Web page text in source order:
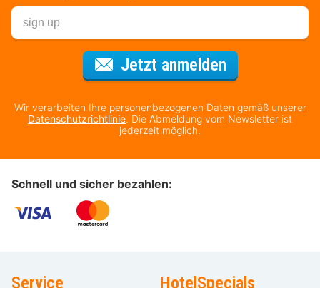
Jetzt anmeldenFür den
Wir verarbeiten Ihre personenbezogenen Daten gemäß unserer
Datenschutzrichtlinie. Die Abmeldung vom Newsletter ist
jederzeit möglich.
Schnell und sicher bezahlen:
Service HotelSpecials